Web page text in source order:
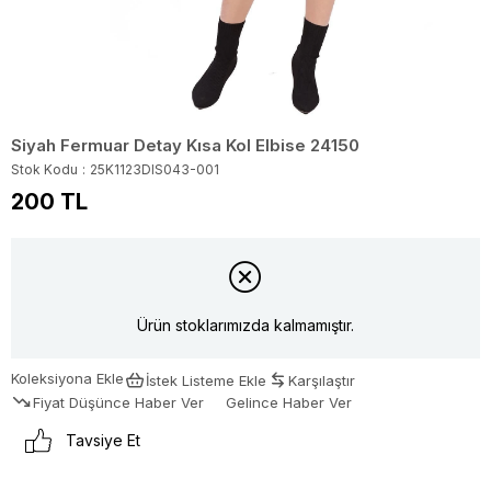
Siyah Fermuar Detay Kısa Kol Elbise 24150
Stok Kodu 25K1123DIS043-001
200 TL
Ürün stoklarımızda kalmamıştır.
Koleksiyona Ekle İstek Listeme Ekle
Karşılaştır
Fiyat Düşünce Haber Ver
Gelince Haber Ver
Tavsiye Et